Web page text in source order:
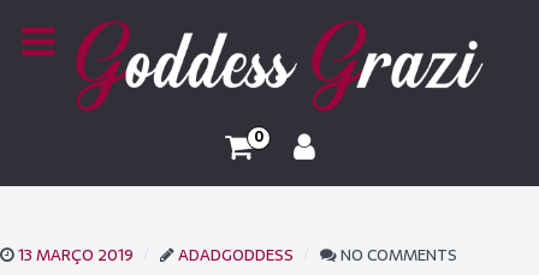
0
13 MARÇO 2019 ADADGODDESS NO COMMENTS